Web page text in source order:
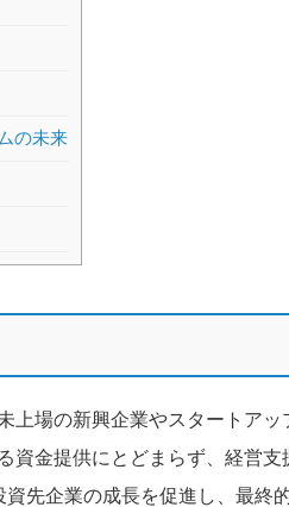
の未来
場の新興企業やスタートア
資金提供にとどまらず、経営
先企業の成長を促進し、最終